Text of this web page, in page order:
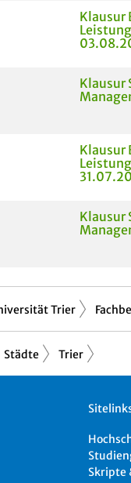
Klausur
Klausur
Klausur
Klausur
Trier
Städte Trier
Skripte